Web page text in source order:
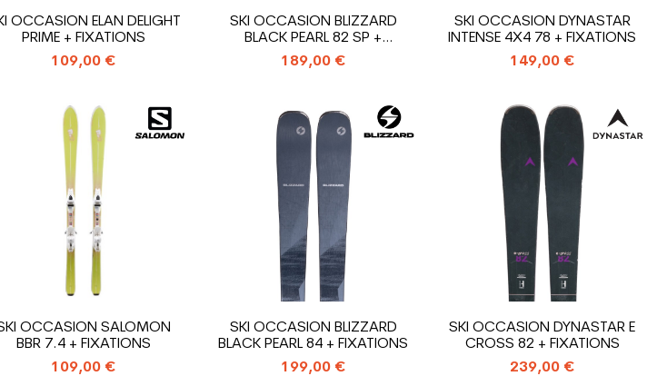
OCCASION ELAN DELIGHT
PRIME + FIXATIONS
109,00 €
SKI OCCASION BLIZZARD
BLACK PEARL 82 SP +
FIXATIONS
189,00 €
SKI OCCASION DYNASTAR
INTENSE 4X4 78 + FIXATIONS
149,00 €
OCCASION SALOMON
BBR 7.4 + FIXATIONS
109,00 €
SKI OCCASION BLIZZARD
BLACK PEARL 84 + FIXATIONS
199,00 €
SKI OCCASION DYNASTAR E
CROSS 82 + FIXATIONS
239,00 €